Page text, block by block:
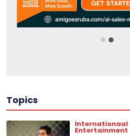
Topics
Internationaal
Entertainment